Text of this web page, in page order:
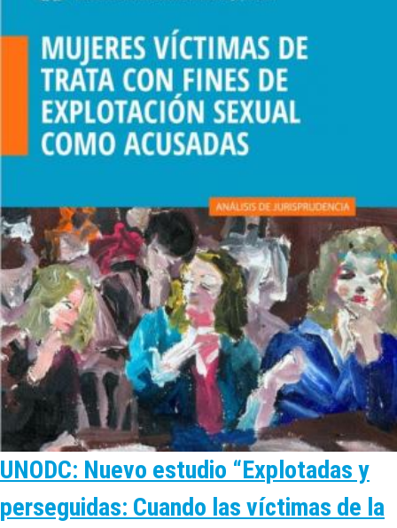
UNODC: Nuevo estudio “Explotadas y
perseguidas: Cuando las víctimas de la